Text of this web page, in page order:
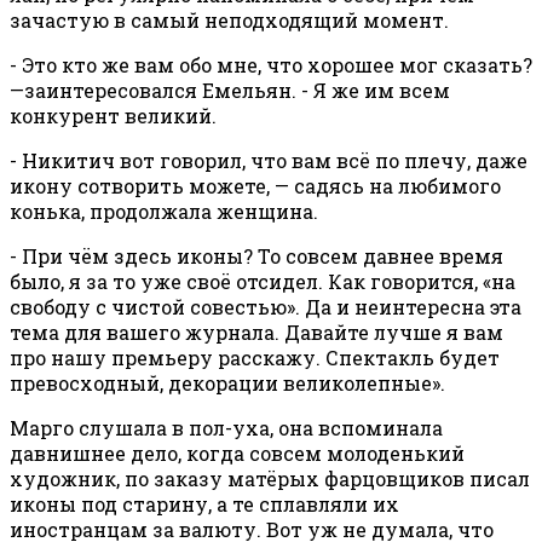
зачастую в самый неподходящий момент.
- Это кто же вам обо мне, что хорошее мог сказать?
—заинтересовался Емельян. - Я же им всем
конкурент великий.
- Никитич вот говорил, что вам всё по плечу, даже
икону сотворить можете, — садясь на любимого
конька, продолжала женщина.
- При чём здесь иконы? То совсем давнее время
было, я за то уже своё отсидел. Как говорится, «на
свободу с чистой совестью». Да и неинтересна эта
тема для вашего журнала. Давайте лучше я вам
про нашу премьеру расскажу. Спектакль будет
превосходный, декорации великолепные».
Марго слушала в пол-уха, она вспоминала
давнишнее дело, когда совсем молоденький
художник, по заказу матёрых фарцовщиков писал
иконы под старину, а те сплавляли их
иностранцам за валюту. Вот уж не думала, что